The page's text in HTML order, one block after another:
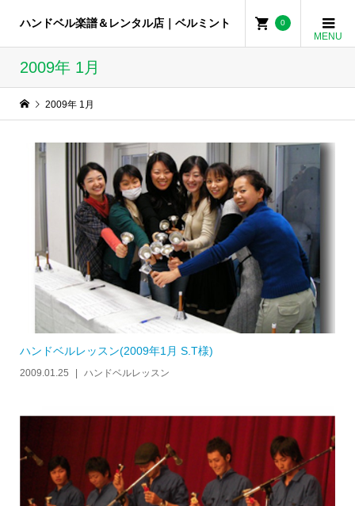
ハンドベル楽譜＆レンタル店｜ベルミント 0
2009年 1月
2009年 1月
ハンドベルレッスン(2009年1月 S.T様)
2009.01.25 ハンドベルレッスン